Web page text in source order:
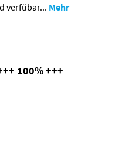
verfübar... Mehr
100% +++